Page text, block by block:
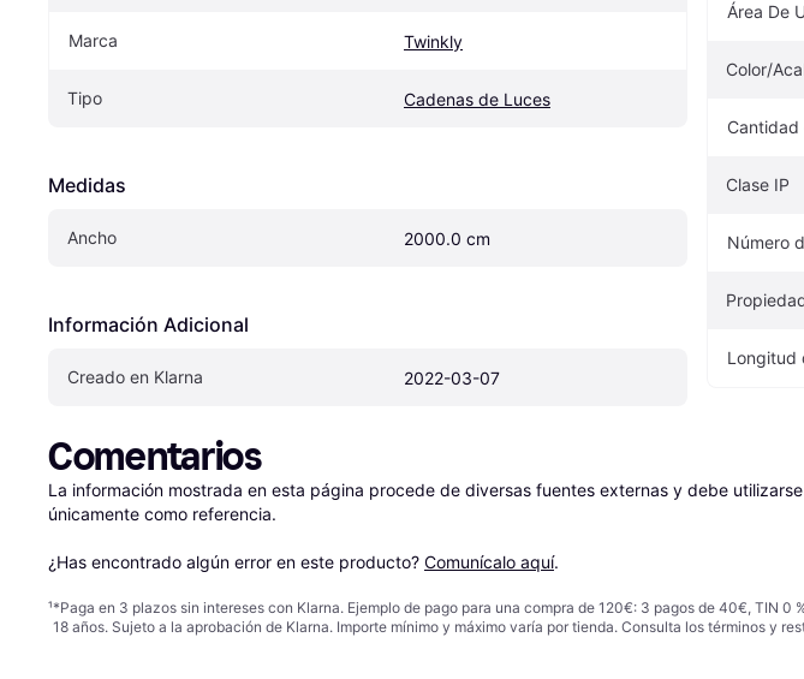
Marca Twinkly
Tipo Cadenas de Luces
Medidas
Ancho 2000.0 cm
Información Adicional
Creado en Klarna 2022-03-07
Área De
Color/
Clase IP
Número
Longitud
Comentarios
La información mostrada en esta página procede de diversas fuentes externas y debe utilizarse
únicamente como referencia.
¿Has encontrado algún error en este producto? Comunícalo aquí.
¹*Paga en 3 plazos sin intereses con Klarna. Ejemplo de pago para una compra de 120€: 3 pagos de 40€, TIN
18 años. Sujeto a la aprobación de Klarna. Importe mínimo y máximo varía por tienda. Consulta los términos y